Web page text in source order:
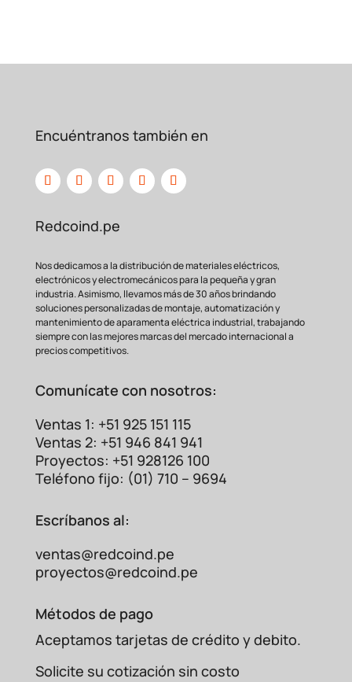
Encuéntranos también en
Redcoind.pe
Nos dedicamos a la distribución de materiales eléctricos,
electrónicos y electromecánicos para la pequeña y gran
industria. Asimismo, llevamos más de 30 años brindando
soluciones personalizadas de montaje, automatización y
mantenimiento de aparamenta eléctrica industrial, trabajando
siempre con las mejores marcas del mercado internacional a
precios competitivos.
Comunícate con nosotros:
Ventas 1: +51 925 151 115
Ventas 2: +51 946 841 941
Proyectos: +51 928126 100
Teléfono fijo: (01) 710 – 9694
Escríbanos al:
ventas@redcoind.pe
proyectos@redcoind.pe
Métodos de pago
Aceptamos tarjetas de crédito y debito.
Solicite su cotización sin costo